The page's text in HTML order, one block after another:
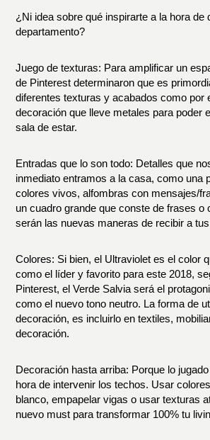
¿Ni idea sobre qué inspirarte a la hora de
departamento?
Juego de texturas: Para amplificar un
de Pinterest determinaron que es
diferentes texturas y acabados como por
decoración que lleve metales para poder
sala de estar.
Entradas que lo son todo: Detalles que
inmediato entramos a la casa, como una
colores vivos, alfombras con mensajes/
un cuadro grande que conste de frases o
serán las nuevas maneras de recibir a
Colores: Si bien, el Ultraviolet es el color
como el líder y favorito para este 2018,
Pinterest, el Verde Salvia será el
como el nuevo tono neutro. La forma de
decoración, es incluirlo en textiles,
decoración.
Decoración hasta arriba: Porque lo
hora de intervenir los techos. Usar
blanco, empapelar vigas o usar texturas
nuevo must para transformar 100% tu